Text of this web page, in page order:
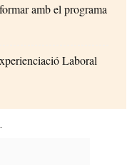
amb el programa
Laboral